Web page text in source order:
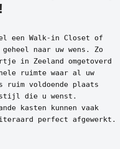
een Walk-in Closet of
geheel naar uw wens. Zo
in Zeeland omgetoverd
ruimte waar al uw
ruim voldoende plaats
stijl die u wenst.
kasten kunnen vaak
perfect afgewerkt.